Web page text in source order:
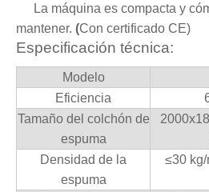
La máquina es compacta y
mantener. (Con certificado CE)
Especificación técnica:
Modelo
Eficiencia
Tamaño del colchón de
espuma
Densidad de la
espuma
≤30 kg/